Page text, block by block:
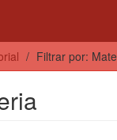
Filtrar por: